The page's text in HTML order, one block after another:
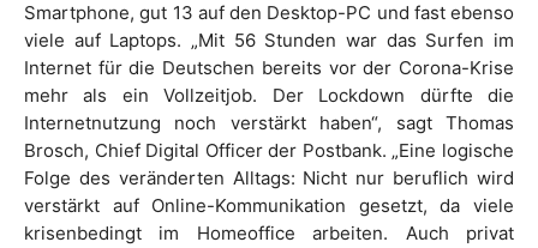
Smartphone, gut 13 auf den Desktop-PC und fast ebenso
viele auf Laptops. „Mit 56 Stunden war das Surfen im
Internet für die Deutschen bereits vor der Corona-Krise
mehr als ein Vollzeitjob. Der Lockdown dürfte die
Internetnutzung noch verstärkt haben“, sagt Thomas
Brosch, Chief Digital Officer der Postbank. „Eine logische
Folge des veränderten Alltags: Nicht nur beruflich wird
verstärkt auf Online-Kommunikation gesetzt, da viele
krisenbedingt im Homeoffice arbeiten. Auch privat